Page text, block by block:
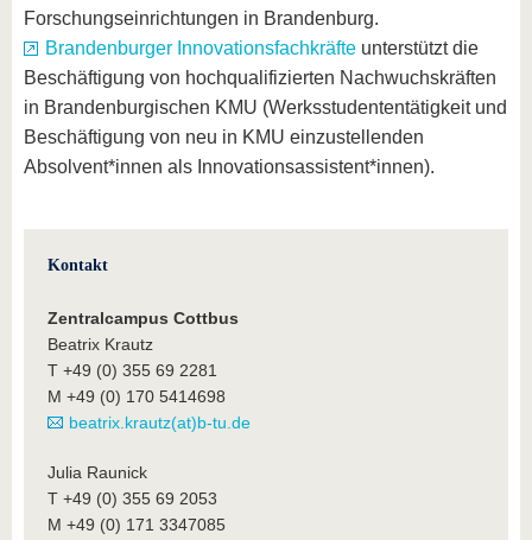
Forschungseinrichtungen in Brandenburg.
Brandenburger Innovationsfachkräfte unterstützt die
Beschäftigung von hochqualifizierten Nachwuchskräften
in Brandenburgischen KMU (Werksstudententätigkeit und
Beschäftigung von neu in KMU einzustellenden
Absolvent*innen als Innovationsassistent*innen).
Kontakt
Zentralcampus Cottbus
Beatrix Krautz
T +49 (0) 355 69 2281
M +49 (0) 170 5414698
beatrix.krautz(at)b-tu.de
Julia Raunick
T +49 (0) 355 69 2053
M +49 (0) 171 3347085